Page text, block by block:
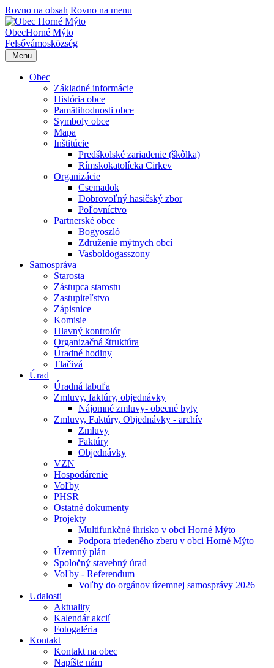
Rovno na obsah Rovno na menu
ObecHorné Mýto
Felsővámosközség
Menu
Obec
Základné informácie
História obce
Pamätihodnosti obce
Symboly obce
Mapa
Inštitúcie
Predškolské zariadenie (škôlka)
Rímskokatolícka Cirkev
Organizácie
Csemadok
Dobrovoľný hasičský zbor
Poľovníctvo
Partnerské obce
Bogyoszló
Združenie mýtnych obcí
Vasboldogasszony
Samospráva
Starosta
Zástupca starostu
Zastupiteľstvo
Zápisnice
Komisie
Hlavný kontrolór
Organizačná štruktúra
Úradné hodiny
Tlačivá
Úrad
Úradná tabuľa
Zmluvy, faktúry, objednávky
Nájomné zmluvy- obecné byty
Zmluvy, Faktúry, Objednávky - archív
Zmluvy
Faktúry
Objednávky
VZN
Hospodárenie
Voľby
PHSR
Ostatné dokumenty
Projekty
Multifunkčné ihrisko v obci Horné Mýto
Podpora triedeného zberu v obci Horné Mýto
Územný plán
Spoločný stavebný úrad
Voľby - Referendum
Voľby do orgánov územnej samosprávy 2026
Udalosti
Aktuality
Kalendár akcií
Fotogaléria
Kontakt
Kontakt na obec
Napíšte nám